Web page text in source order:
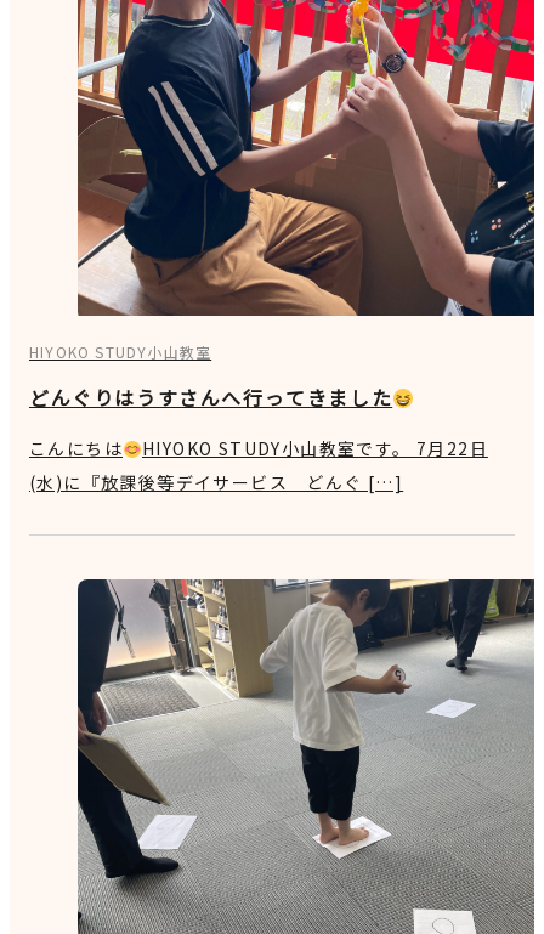
HIYOKO STUDY小山教室
どんぐりはうすさんへ行ってきました
こんにちは
HIYOKO STUDY小山教室です。 7月22日
(水)に『放課後等デイサービス どんぐ […]